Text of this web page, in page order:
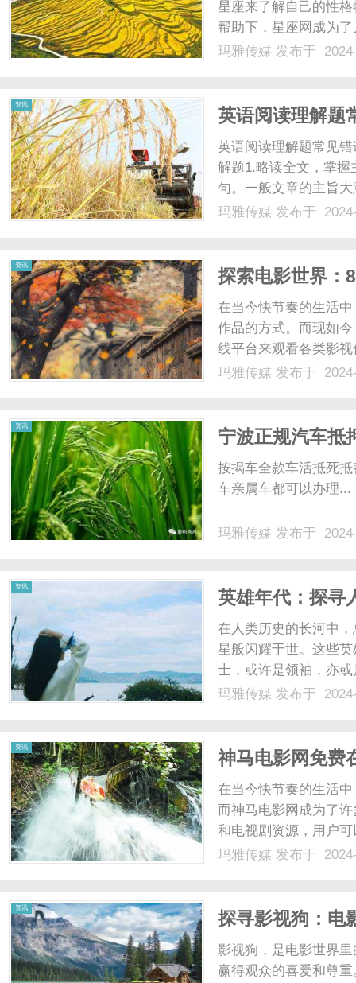
星座来了解自己的性
帮助下，星座网成为
可以随时随地查询自
玛雅传媒 发布于
资讯
英语阅读理解题
英语阅读理解题常见
解题1.略读全文，掌
句。一般文章的主旨
要信息的分布，便可
玛雅传媒 发布于
资讯
探索电影世界：
在当今快节奏的生活
作品的方式。而现如
线平台来观看各类影
影网。8212电影网不
玛雅传媒 发布于
资讯
宁波正规汽车抵
按揭车全款车活抵死
车亲属车都可以办理...
玛雅传媒 发布于
资讯
英雄年代：探寻
在人类历史的长河中
星般闪耀于世。这些
士，或许是领袖，亦
为世界留下了璀璨的
玛雅传媒 发布于
资讯
神马电影网免费
在当今快节奏的生活
而神马电影网成为了
和电视剧资源，用户
资源，用户可以第一
玛雅传媒 发布于
资讯
探寻影视狗：电
影视狗，是电影世界
赢得观众的喜爱和尊